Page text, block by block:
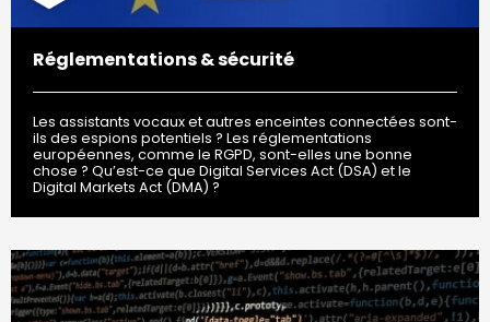
Réglementations & sécurité
Les assistants vocaux et autres enceintes connectées sont-
ils des espions potentiels ? Les réglementations
européennes, comme le RGPD, sont-elles une bonne
chose ? Qu’est-ce que Digital Services Act (DSA) et le
Digital Markets Act (DMA) ?